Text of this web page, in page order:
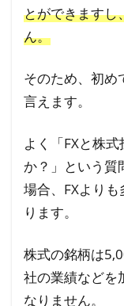
とができますし
ん。
そのため、初め
言えます。
よく「FXと株
か？」という質
場合、FXより
ります。
株式の銘柄は
社の業績などを
なりません。